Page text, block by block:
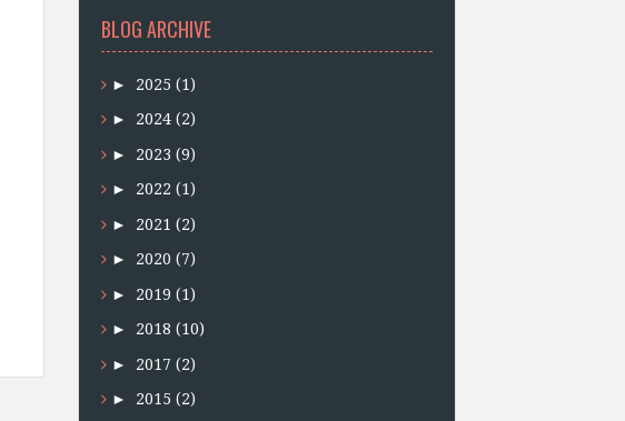
BLOG ARCHIVE
► 2025 (1)
► 2024 (2)
► 2023 (9)
► 2022 (1)
► 2021 (2)
► 2020 (7)
► 2019 (1)
► 2018 (10)
► 2017 (2)
► 2015 (2)